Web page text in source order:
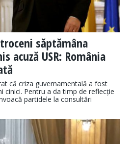
săptămâna
acuză USR: România
că criza guvernamentală a fost
cinici. Pentru a da timp de reflecție
partidele la consultări